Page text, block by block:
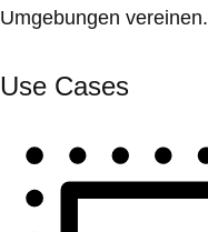
Umgebungen vereinen.
Use Cases